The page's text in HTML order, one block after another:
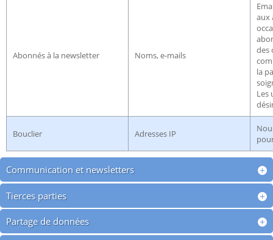
Abonnés à la newsletter Noms, e-mails
aux
des
la
Les
Bouclier Adresses IP
Communication et newsletters
Tierces parties
Partage de données